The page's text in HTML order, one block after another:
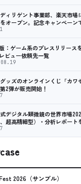
ィリゲント事業部、楽天市
をオープン。記念キャンペー
：ゲーム系のプレスリリース
ビュー依頼先一覧
ッズのオンラインくじ「カワ
2弾が販売開始！
デジタル顕微鏡の世界市場
、超高精細型）・分析レポート
2026（サンプル）